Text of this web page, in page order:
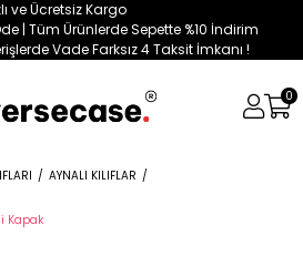
ve Ücretsiz Kargo
| Tüm Ürünlerde Sepette %10 İndirim
Vade Farksız 4 Taksit İmkanı !
0
AYNALI KILIFLAR
Kapak